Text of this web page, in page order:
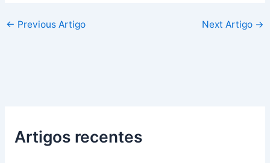
← Previous Artigo Next Artigo →
Artigos recentes